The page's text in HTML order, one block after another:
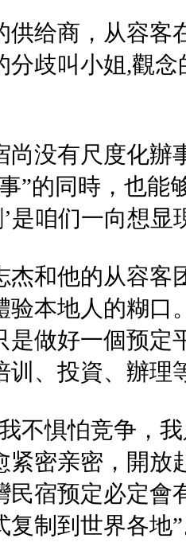
供给商，从容客
分歧叫小姐,觀
尚没有尺度化辦
”的同時，也能
’是咱们一向想显
杰和他的从容客
验本地人的糊口
是做好一個预定
训、投資、辦理
不惧怕竞争，
紧密亲密，開放
民宿预定必定
复制到世界各地